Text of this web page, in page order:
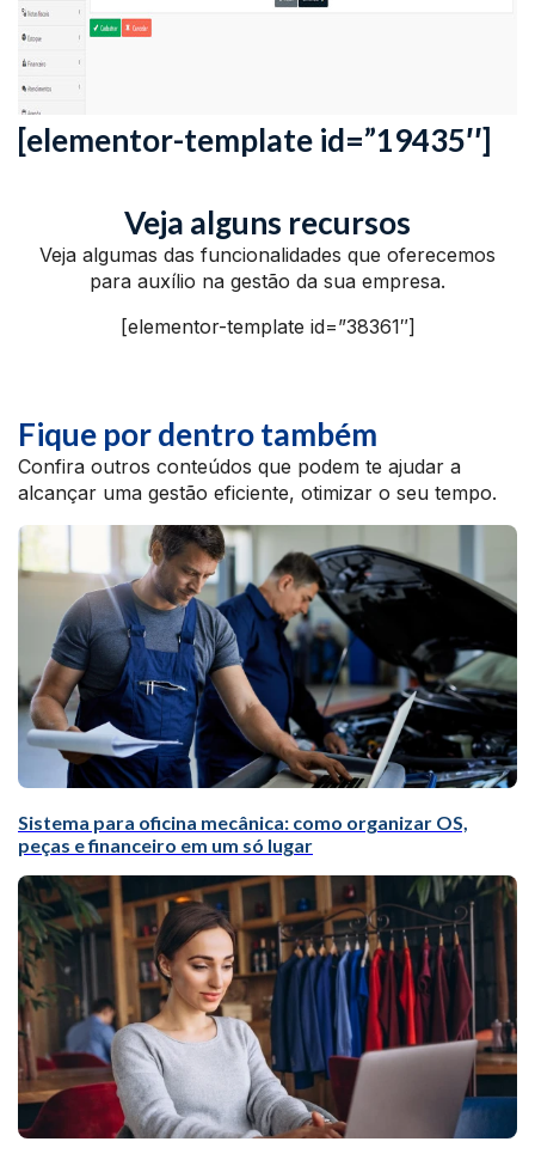
[elementor-template id=”19435″]
Veja alguns recursos
Veja algumas das funcionalidades que oferecemos
para auxílio na gestão da sua empresa.
[elementor-template id=”38361″]
Fique por dentro também
Confira outros conteúdos que podem te ajudar a
alcançar uma gestão eficiente, otimizar o seu tempo.
Sistema para oficina mecânica: como organizar OS,
peças e financeiro em um só lugar